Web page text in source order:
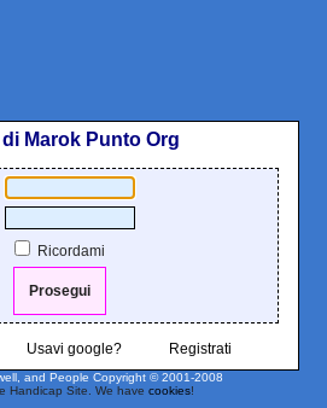
di Marok Punto Org
Ricordami
Usavi google? Registrati
and People Copyright © 2001-2008
Handicap Site. We have cookies!